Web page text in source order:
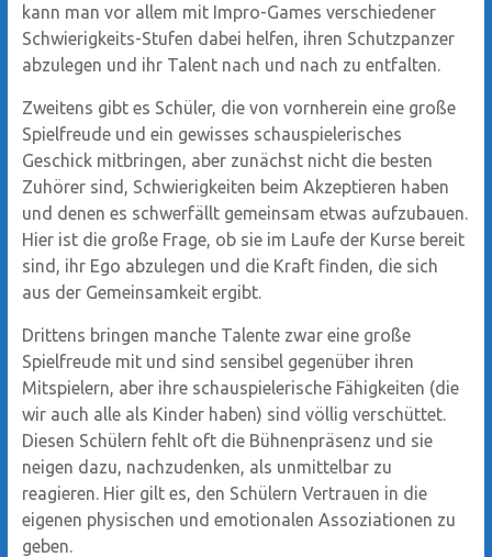
kann man vor allem mit Impro-Games verschiedener
Schwierigkeits-Stufen dabei helfen, ihren Schutzpanzer
abzulegen und ihr Talent nach und nach zu entfalten.
Zweitens gibt es Schüler, die von vornherein eine große
Spielfreude und ein gewisses schauspielerisches
Geschick mitbringen, aber zunächst nicht die besten
Zuhörer sind, Schwierigkeiten beim Akzeptieren haben
und denen es schwerfällt gemeinsam etwas aufzubauen.
Hier ist die große Frage, ob sie im Laufe der Kurse bereit
sind, ihr Ego abzulegen und die Kraft finden, die sich
aus der Gemeinsamkeit ergibt.
Drittens bringen manche Talente zwar eine große
Spielfreude mit und sind sensibel gegenüber ihren
Mitspielern, aber ihre schauspielerische Fähigkeiten (die
wir auch alle als Kinder haben) sind völlig verschüttet.
Diesen Schülern fehlt oft die Bühnenpräsenz und sie
neigen dazu, nachzudenken, als unmittelbar zu
reagieren. Hier gilt es, den Schülern Vertrauen in die
eigenen physischen und emotionalen Assoziationen zu
geben.